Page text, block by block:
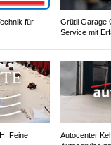
für
Grütli Garage
Service mit
Feine
Autocenter